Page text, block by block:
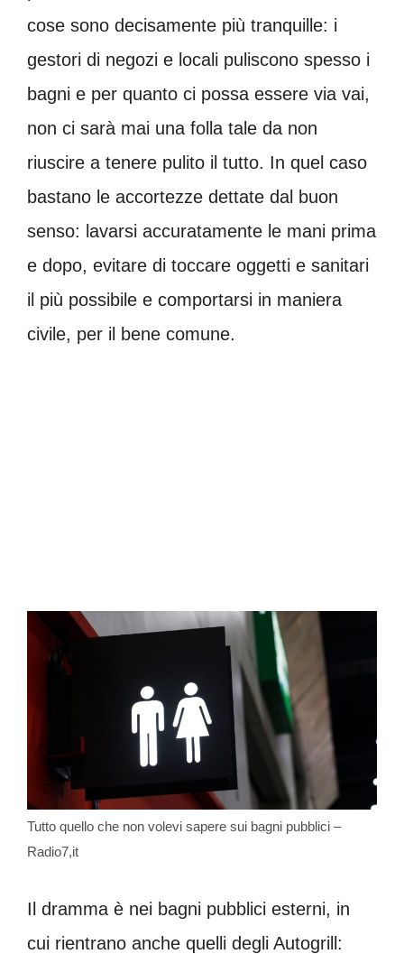
cose sono decisamente più tranquille: i
gestori di negozi e locali puliscono spesso i
bagni e per quanto ci possa essere via vai,
non ci sarà mai una folla tale da non
riuscire a tenere pulito il tutto. In quel caso
bastano le accortezze dettate dal buon
senso: lavarsi accuratamente le mani prima
e dopo, evitare di toccare oggetti e sanitari
il più possibile e comportarsi in maniera
civile, per il bene comune.
Tutto quello che non volevi sapere sui bagni pubblici –
Radio7,it
Il dramma è nei bagni pubblici esterni, in
cui rientrano anche quelli degli Autogrill: